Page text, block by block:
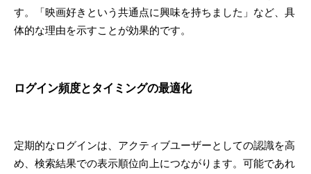
す。「映画好きという共通点に興味を持ちました」など、具
体的な理由を示すことが効果的です。
ログイン頻度とタイミングの最適化
定期的なログインは、アクティブユーザーとしての認識を高
め、検索結果での表示順位向上につながります。可能であれ